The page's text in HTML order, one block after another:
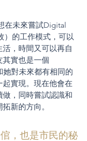
在未來嘗試Digital
）的工作模式，可以
，時間又可以再自
其實也是一個
她對未來都有相同的
實現。現在他會在
做，同時嘗試認識和
新的方向。
，也是市民的秘